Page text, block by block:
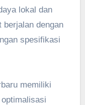
lokal dan
berjalan dengan
spesifikasi
memiliki